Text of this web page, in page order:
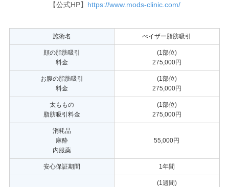
【公式HP】 https://www.mods-clinic.com/
施術名 べイザー脂肪吸引
顔の脂肪吸引
料金
(1部位)
275,000円
お腹の脂肪吸引
料金
(1部位)
275,000円
太ももの
脂肪吸引料金
(1部位)
275,000円
消耗品
麻酔
内服薬
55,000円
安心保証期間 1年間
(1週間)